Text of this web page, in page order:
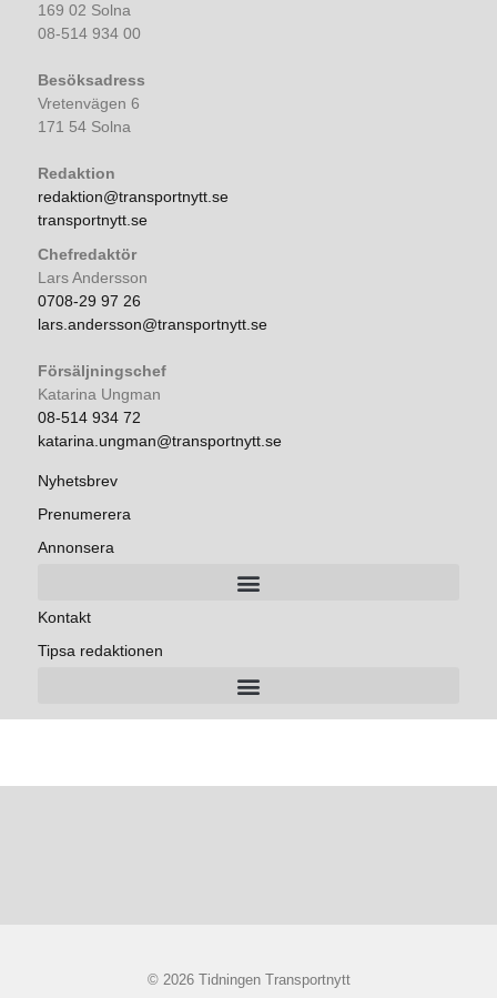
169 02 Solna
08-514 934 00
Besöksadress
Vretenvägen 6
171 54 Solna
Redaktion
redaktion@transportnytt.se
transportnytt.se
Chefredaktör
Lars Andersson
0708-29 97 26
lars.andersson@transportnytt.se
Försäljningschef
Katarina Ungman
08-514 934 72
katarina.ungman@transportnytt.se
Nyhetsbrev
Prenumerera
Annonsera
Kontakt
Tipsa redaktionen
© 2026 Tidningen Transportnytt